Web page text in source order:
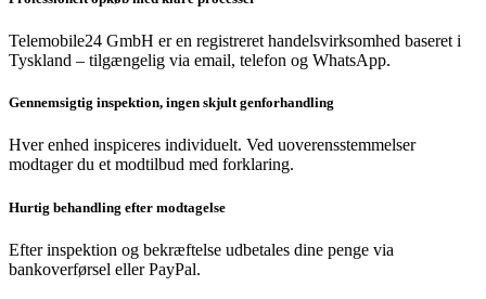
Telemobile24 GmbH er en registreret handelsvirksomhed baseret i
Tyskland – tilgængelig via email, telefon og WhatsApp.
Gennemsigtig inspektion, ingen skjult genforhandling
Hver enhed inspiceres individuelt. Ved uoverensstemmelser
modtager du et modtilbud med forklaring.
Hurtig behandling efter modtagelse
Efter inspektion og bekræftelse udbetales dine penge via
bankoverførsel eller PayPal.